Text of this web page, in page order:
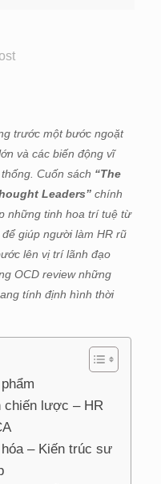
trước một bước ngoặt
và các biến động vĩ
Cuốn sách “The
Leaders”chính
những tinh hoa trí tuệ từ
giúp người làm HR rũ
lên vị trí lãnh đạo
OCD review những
tính định hình thời
chiến lược – HR
– Kiến trúc sư